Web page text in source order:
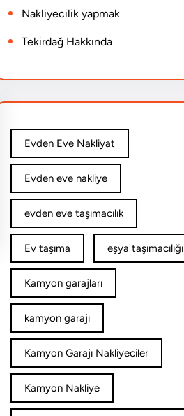
Nakliyecilik yapmak
Tekirdağ Hakkında
Evden Eve Nakliyat
Evden eve nakliye
evden eve taşımacılık
Ev taşıma eşya taşımacılığı
Kamyon garajları
kamyon garajı
Kamyon Garajı Nakliyeciler
Kamyon Nakliye